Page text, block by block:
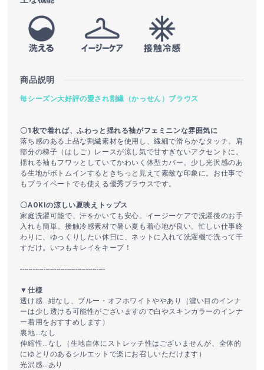
商品説明
毎シーズン大好評の愛され割繊（かっせん）ブラウス
〇1枚で着れば、ふわっと揺れる袖がフェミニンな雰囲気に
落ち感のある上品な割繊素材を使用し、繊細で滑らかなタッチ。肩
部分の梯子（はしご）レースが涼し気で甘すぎないアクセントに。
揺れる袖もフワッとしていてかわいく体型カバー。少し光沢感のあ
る生地がボトムインするときちっと見えて素敵な印象に。お仕事で
もプライベートでも使える優秀ブラウスです。
〇AOKIの涼しい夏映えトップス
家庭洗濯可能で、汗をかいても安心。イージーケアで洗濯後のお手
入れも簡単。接触冷感素材で暑い夏も着心地が良い。忙しい仕事終
わりに、ゆっくりしたい休日に、ネットに入れて洗濯機で洗って干
すだけ。いつもキレイをキープ！
----------------------------------------
▼仕様
透け感…紺なし、ブルー・オフホワイトややあり（濃い目のインナ
ーは少し透ける可能性がございますので白やスキンカラーのインナ
ー着用をおすすめします）
裏地…なし
伸縮性…なし（生地自体にストレッチ性はございませんが、全体的
にゆとりのあるシルエットで楽にお召しいただけます）
光沢感…あり